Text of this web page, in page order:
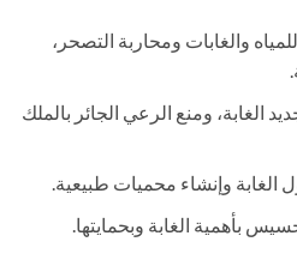
والغابات ومحاربة التصحر،
الغابة، ومنع الرعي الجائر بالملك
الغابة وإنشاء محميات طبيعية.
بأهمية الغابة وبحمايتها.